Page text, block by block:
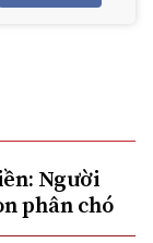
Người
phân chó